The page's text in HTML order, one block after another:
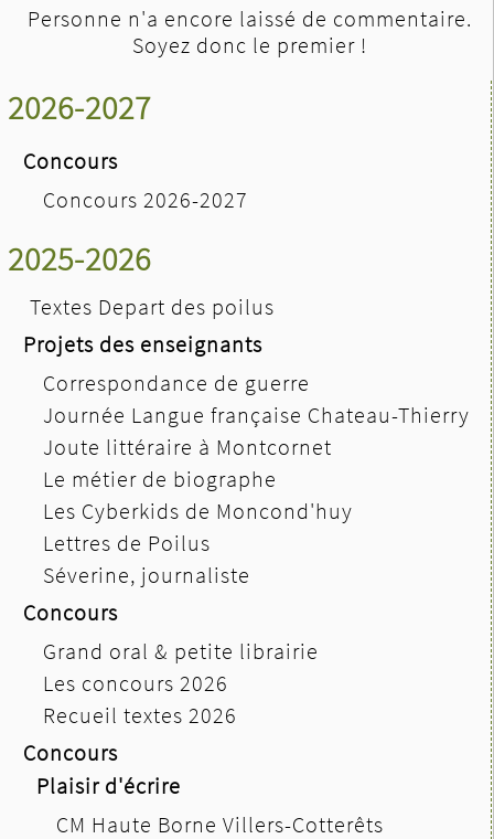
2026-2027
Concours
Concours 2026-2027
2025-2026
Textes Depart des poilus
Projets des enseignants
Correspondance de guerre
Journée Langue française Chateau-Thierry
Joute littéraire à Montcornet
Le métier de biographe
Les Cyberkids de Moncond'huy
Lettres de Poilus
Séverine, journaliste
Concours
Grand oral & petite librairie
Les concours 2026
Recueil textes 2026
Concours
Plaisir d'écrire
CM Haute Borne Villers-Cotterêts
Personne n'a encore laissé de commentaire.
Soyez donc le premier !